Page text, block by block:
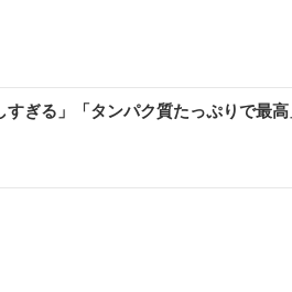
ぎる」「タンパク質たっぷりで最